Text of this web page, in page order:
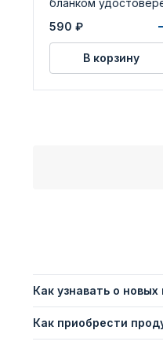
590 ₽
В корзину
Как узнавать о
Как приобрести